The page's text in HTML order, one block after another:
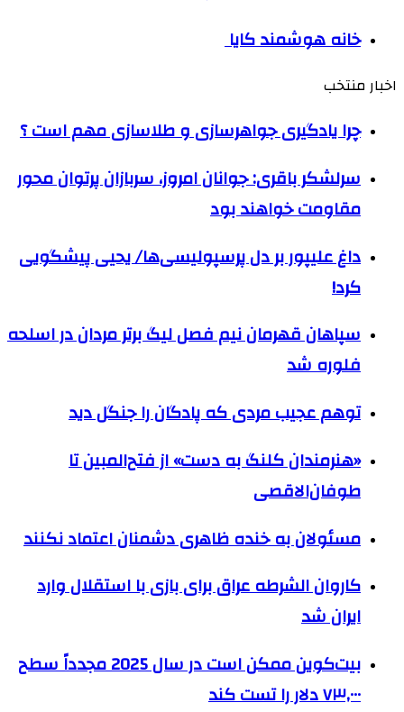
خانه هوشمند کایا
اخبار منتخب
چرا یادگیری جواهرسازی و طلاسازی مهم است ؟
سرلشکر باقری: جوانان امروز، سربازان پرتوان محور
مقاومت خواهند بود
داغ علیپور بر دل پرسپولیسی‌ها/ یحیی پیشگویی
کرد!
سپاهان قهرمان نیم فصل لیگ برتر مردان در اسلحه
فلوره شد
توهم عجیب مردی که پادگان را جنگل دید
«هنرمندان کلنگ به دست» از فتح‌المبین تا
طوفان‌الاقصی
مسئولان به خنده ظاهری دشمنان اعتماد نکنند
کاروان الشرطه عراق برای بازی با استقلال وارد
ایران شد
بیت‌کوین ممکن است در سال 2025 مجدداً سطح
۷۳,۰۰۰ دلار را تست کند